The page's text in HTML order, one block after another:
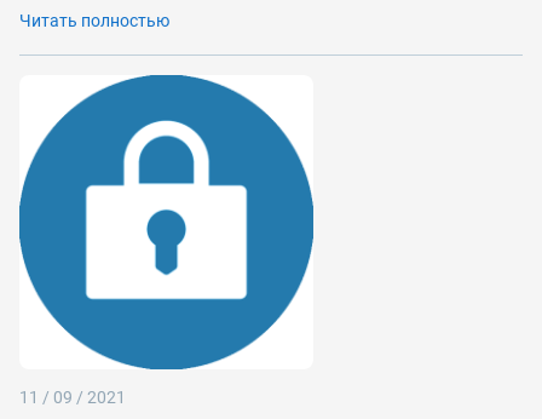
Читать полностью
11 / 09 / 2021